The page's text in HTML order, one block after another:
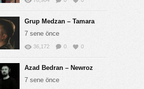
Grup Medzan – Tamara
7 sene önce
36,172 0 0
Azad Bedran – Newroz
7 sene önce